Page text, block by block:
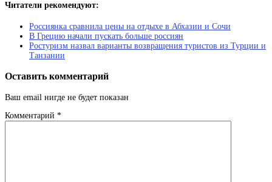
Читатели рекомендуют:
Россиянка сравнила цены на отдыхе в Абхазии и Сочи
В Грецию начали пускать больше россиян
Ростуризм назвал варианты возвращения туристов из Турции и
Танзании
Оставить комментарий
Ваш email нигде не будет показан
Комментарий *